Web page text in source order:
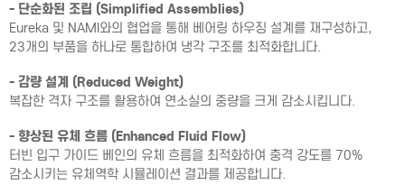
- 단순화된 조립 (Simplified Assemblies)
Eureka 및 NAMI와의 협업을 통해 베어링 하우징 설계를 재구성하고,
23개의 부품을 하나로 통합하여 냉각 구조를 최적화합니다.
- 감량 설계 (Reduced Weight)
복잡한 격자 구조를 활용하여 연소실의 중량을 크게 감소시킵니다.
- 향상된 유체 흐름 (Enhanced Fluid Flow)
터빈 입구 가이드 베인의 유체 흐름을 최적화하여 충격 강도를 70%
감소시키는 유체역학 시뮬레이션 결과를 제공합니다.